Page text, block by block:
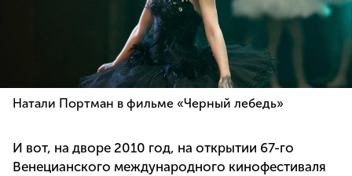
Натали Портман в фильме «Черный лебедь»
И вот, на дворе 2010 год, на открытии 67-го
Венецианского международного кинофестиваля